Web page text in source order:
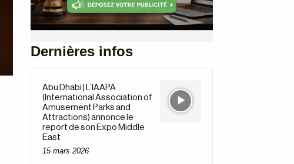
Dernières infos
Abu Dhabi | L’IAAPA
(International Association of
Amusement Parks and
Attractions) annonce le
report de son Expo Middle
East
15 mars 2026